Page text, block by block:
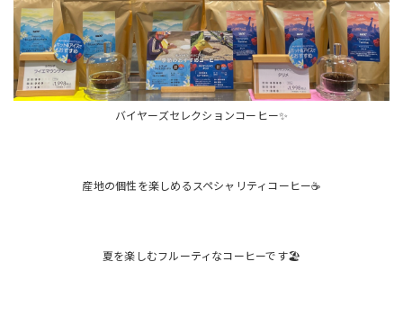
バイヤーズセレクションコーヒー✨
産地の個性を楽しめるスペシャリティコーヒー☕
夏を楽しむフルーティなコーヒーです🏖️